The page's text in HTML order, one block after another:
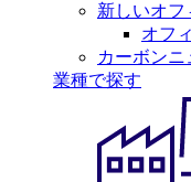
新しいオフ
オフ
カーボン
業種で探す